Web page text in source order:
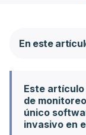
En este
Este
de
único
invasivo en